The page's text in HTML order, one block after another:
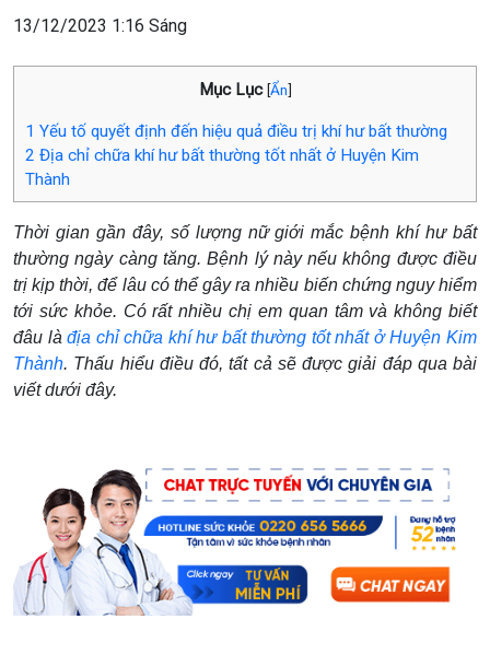
13/12/2023 1:16 Sáng
Mục Lục [Ẩn]
1 Yếu tố quyết định đến hiệu quả điều trị khí hư bất thường
2 Địa chỉ chữa khí hư bất thường tốt nhất ở Huyện Kim
Thành
Thời gian gần đây, số lượng nữ giới mắc bệnh khí hư bất
thường ngày càng tăng. Bệnh lý này nếu không được điều
trị kịp thời, để lâu có thể gây ra nhiều biến chứng nguy hiểm
tới sức khỏe. Có rất nhiều chị em quan tâm và không biết
đâu làđịa chỉ chữa khí hư bất thường tốt nhất ở Huyện Kim
Thành. Thấu hiểu điều đó, tất cả sẽ được giải đáp qua bài
viết dưới đây.